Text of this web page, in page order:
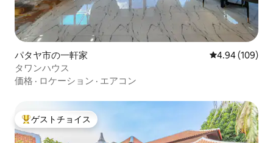
パタヤ市の一軒家 レビュー109
4.94 (109)
タワンハウス
価格 · ロケーション · エアコン
大好評のゲストチョイスです。
ゲストチョイス